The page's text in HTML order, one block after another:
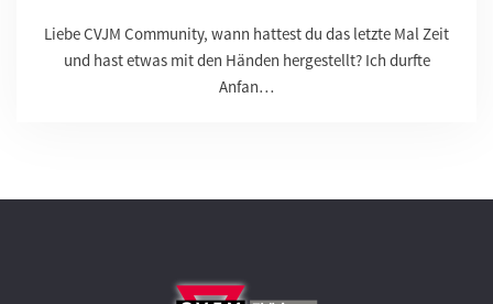
Liebe CVJM Community, wann hattest du das letzte Mal Zeit
und hast etwas mit den Händen hergestellt? Ich durfte
Anfan…